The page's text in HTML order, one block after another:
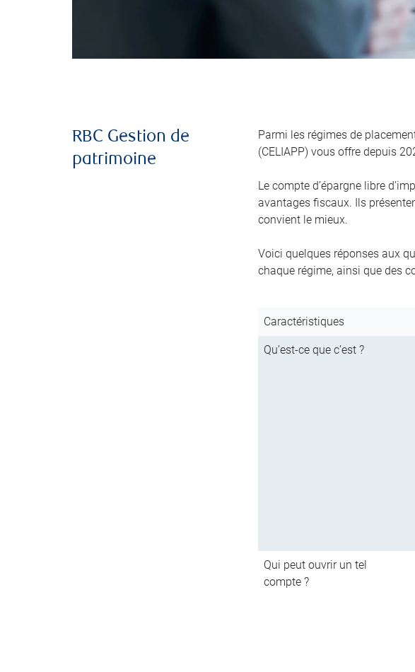
RBC Gestion de
patrimoine
Parmi les régimes de
(CELIAPP) vous offre depuis
Le compte d’épargne libre
avantages fiscaux. Ils
convient le mieux.
Voici quelques réponses aux
chaque régime, ainsi que des
Caractéristiques
Qu’est-ce que c’est ?
Qui peut ouvrir un tel
compte ?